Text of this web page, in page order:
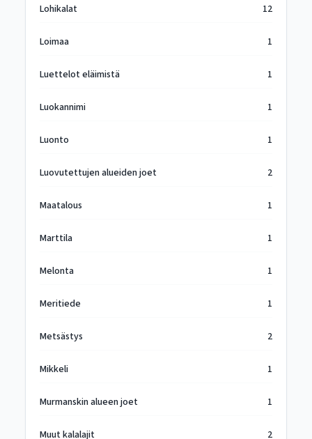
Lohikalat 12
Loimaa 1
Luettelot eläimistä 1
Luokannimi 1
Luonto 1
Luovutettujen alueiden joet 2
Maatalous 1
Marttila 1
Melonta 1
Meritiede 1
Metsästys 2
Mikkeli 1
Murmanskin alueen joet 1
Muut kalalajit 2